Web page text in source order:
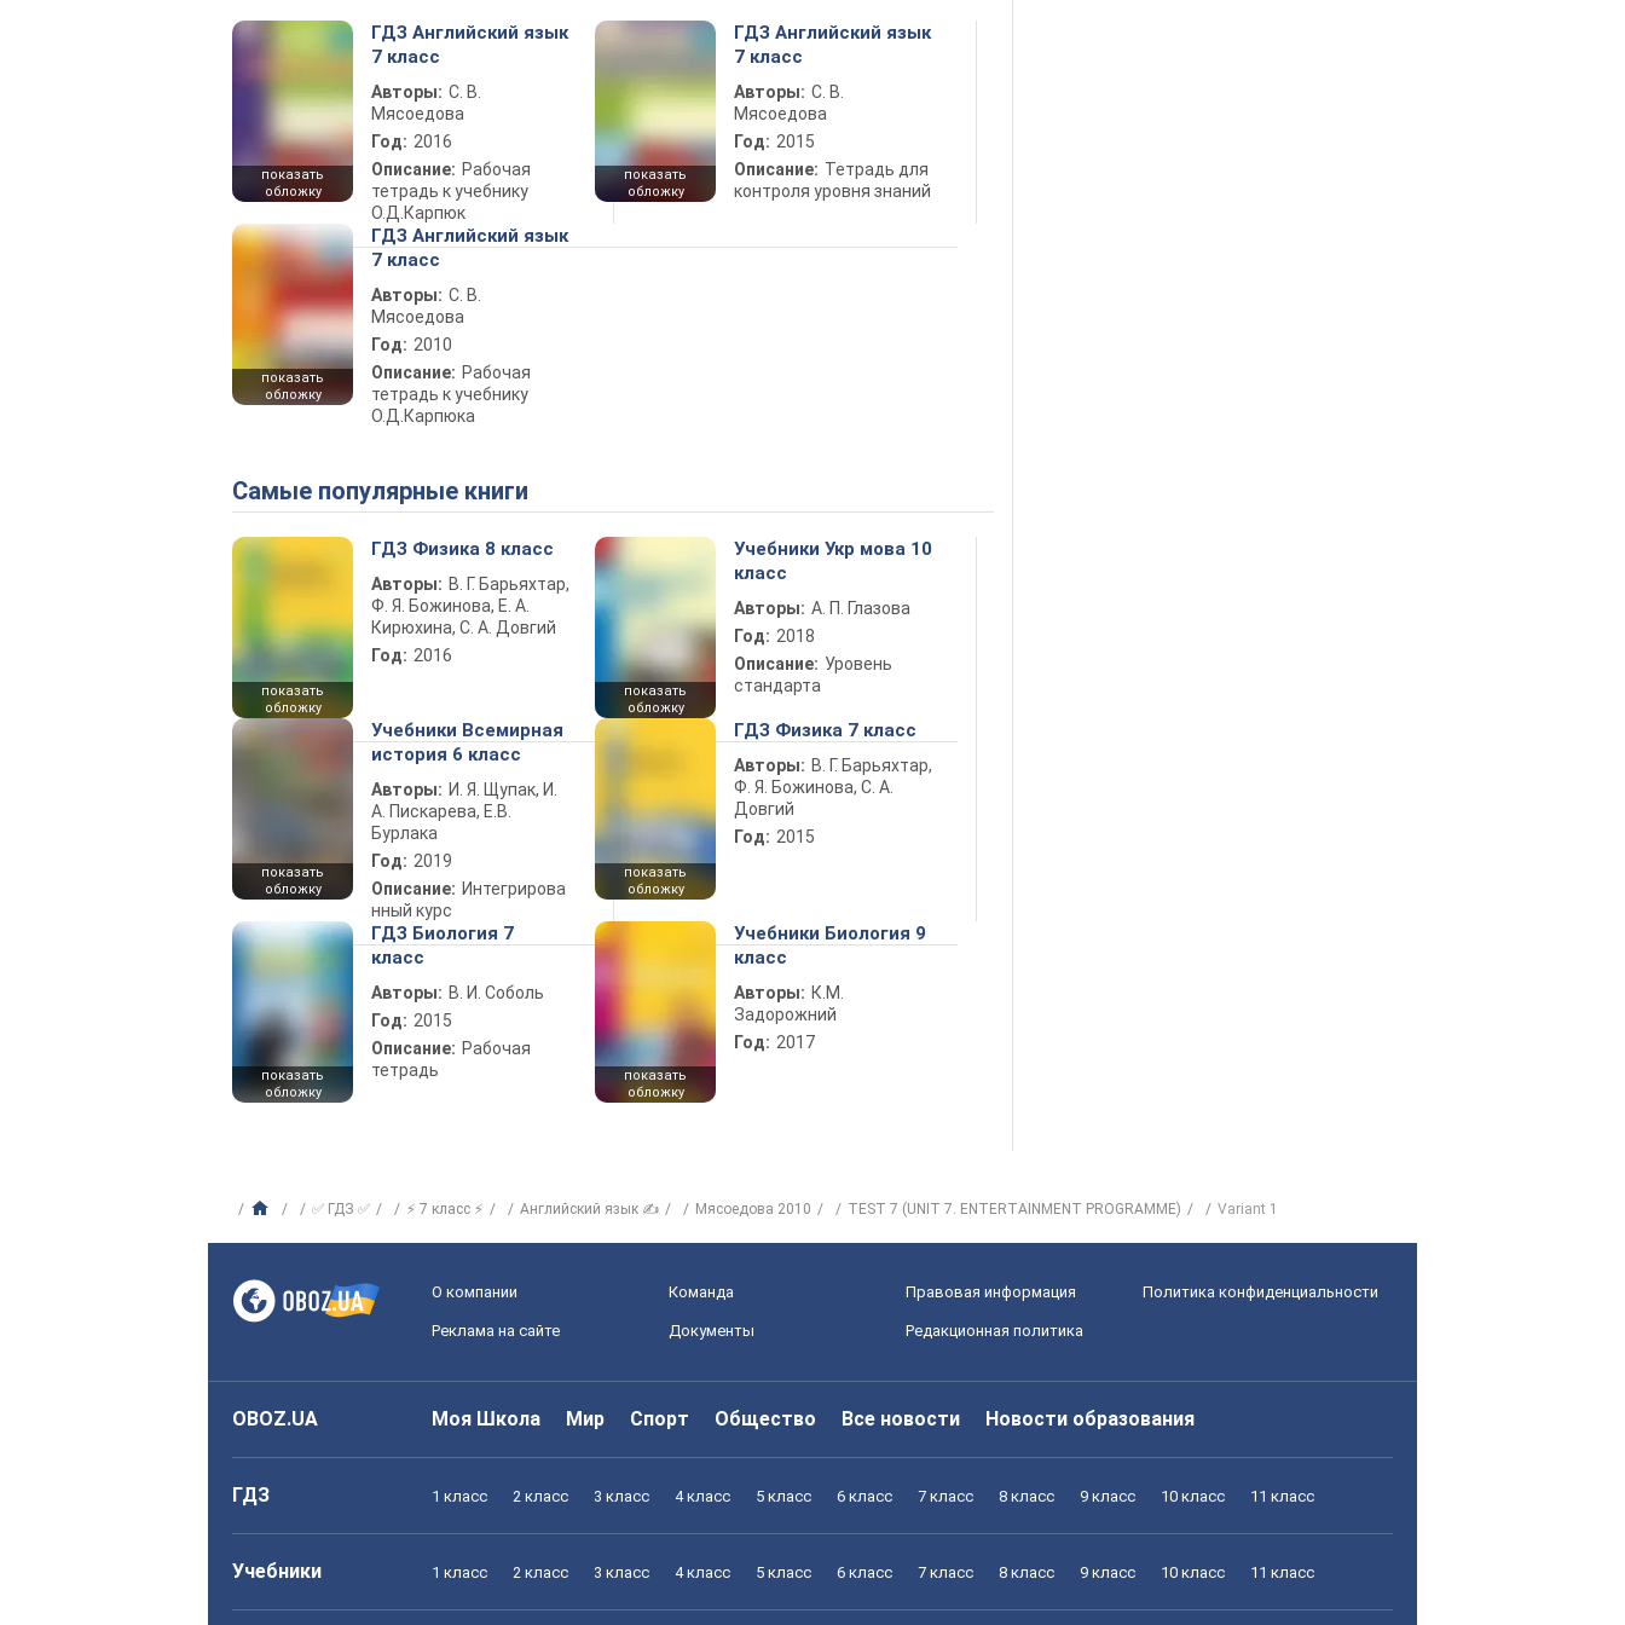
показать
обложку
ГДЗ Английский язык
7 класс
Авторы: С. В.
Мясоедова
Год: 2016
Описание: Рабочая
тетрадь к учебнику
О.Д.Карпюк
показать
обложку
ГДЗ Английский язык
7 класс
Авторы: С. В.
Мясоедова
Год: 2015
Описание: Тетрадь для
контроля уровня знаний
показать
обложку
ГДЗ Английский язык
7 класс
Авторы: С. В.
Мясоедова
Год: 2010
Описание: Рабочая
тетрадь к учебнику
О.Д.Карпюка
Самые популярные книги
показать
обложку
ГДЗ Физика 8 класс
Авторы: В. Г. Барьяхтар,
Ф. Я. Божинова, Е. А.
Кирюхина, С. А. Довгий
Год: 2016
показать
обложку
Учебники Укр мова 10
класс
Авторы: А. П. Глазова
Год: 2018
Описание: Уровень
стандарта
показать
обложку
Учебники Всемирная
история 6 класс
Авторы: И. Я. Щупак, И.
А. Пискарева, Е.В.
Бурлака
Год: 2019
Описание: Интегрирова
нный курс
показать
обложку
ГДЗ Физика 7 класс
Авторы: В. Г. Барьяхтар,
Ф. Я. Божинова, С. А.
Довгий
Год: 2015
показать
обложку
ГДЗ Биология 7
класс
Авторы: В. И. Соболь
Год: 2015
Описание: Рабочая
тетрадь
показать
обложку
Учебники Биология 9
класс
Авторы: К.М.
Задорожний
Год: 2017
✅ ГДЗ ✅ ⚡ 7 класс ⚡ Английский язык ✍ Мясоедова 2010 TEST 7 (UNIT 7. ENTERTAINMENT PROGRAMME) Variant 1
О компании Команда Правовая информация Политика конфиденциальности
Реклама на сайте Документы Редакционная политика
OBOZ.UA Моя Школа Мир Спорт Общество Все новости Новости образования
ГДЗ 1 класс 2 класс 3 класс 4 класс 5 класс 6 класс 7 класс 8 класс 9 класс 10 класс 11 класс
Учебники 1 класс 2 класс 3 класс 4 класс 5 класс 6 класс 7 класс 8 класс 9 класс 10 класс 11 класс